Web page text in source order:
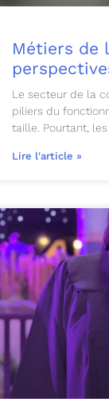
Métiers de
Le secteur de la
piliers du
taille. Pourtant,
Lire l'article »